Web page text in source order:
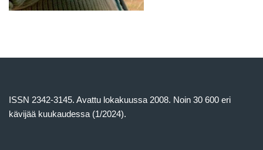
ISSN 2342-3145. Avattu lokakuussa 2008. Noin 30 600 eri
kävijää kuukaudessa (1/2024).